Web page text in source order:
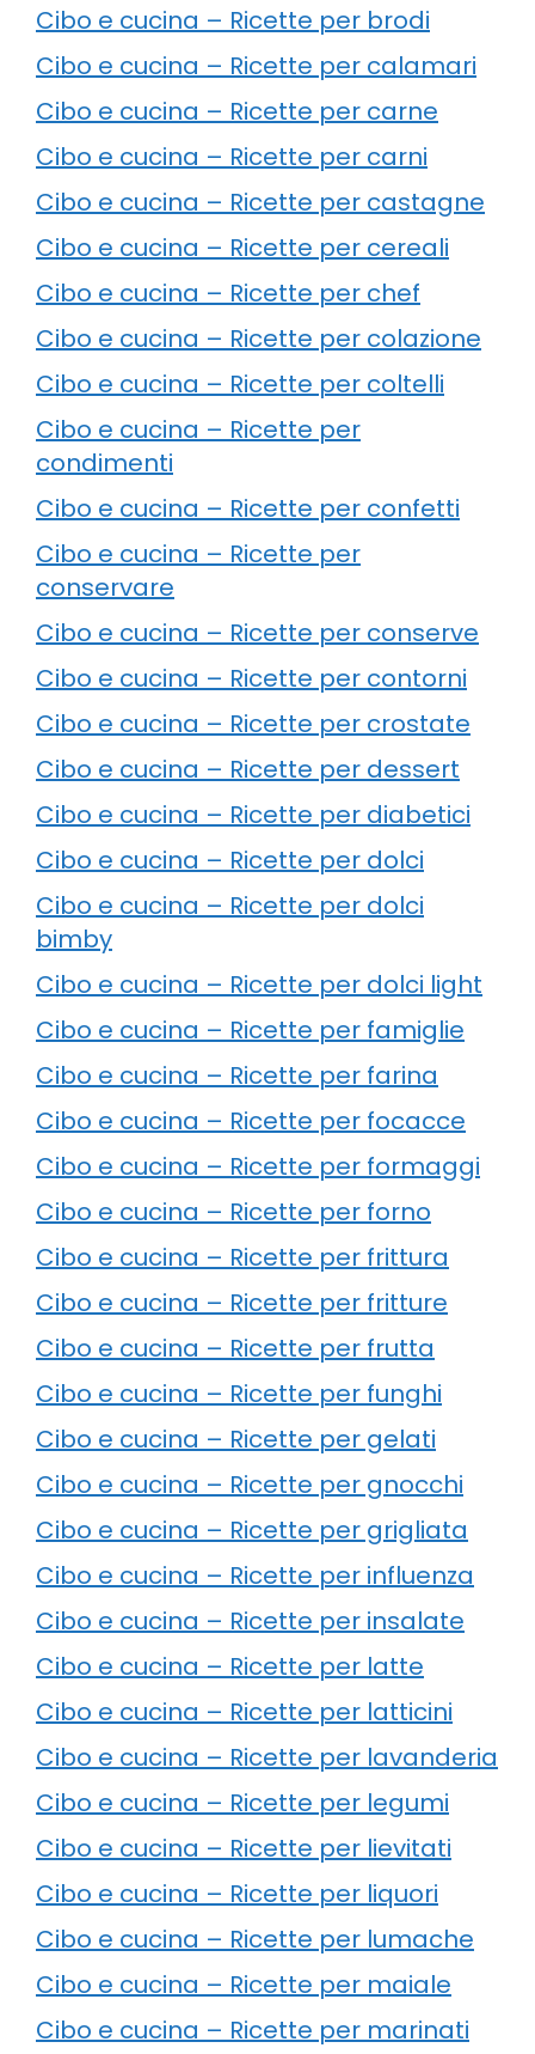
Cibo e cucina – Ricette per brodi
Cibo e cucina – Ricette per calamari
Cibo e cucina – Ricette per carne
Cibo e cucina – Ricette per carni
Cibo e cucina – Ricette per castagne
Cibo e cucina – Ricette per cereali
Cibo e cucina – Ricette per chef
Cibo e cucina – Ricette per colazione
Cibo e cucina – Ricette per coltelli
Cibo e cucina – Ricette per
condimenti
Cibo e cucina – Ricette per confetti
Cibo e cucina – Ricette per
conservare
Cibo e cucina – Ricette per conserve
Cibo e cucina – Ricette per contorni
Cibo e cucina – Ricette per crostate
Cibo e cucina – Ricette per dessert
Cibo e cucina – Ricette per diabetici
Cibo e cucina – Ricette per dolci
Cibo e cucina – Ricette per dolci
bimby
Cibo e cucina – Ricette per dolci light
Cibo e cucina – Ricette per famiglie
Cibo e cucina – Ricette per farina
Cibo e cucina – Ricette per focacce
Cibo e cucina – Ricette per formaggi
Cibo e cucina – Ricette per forno
Cibo e cucina – Ricette per frittura
Cibo e cucina – Ricette per fritture
Cibo e cucina – Ricette per frutta
Cibo e cucina – Ricette per funghi
Cibo e cucina – Ricette per gelati
Cibo e cucina – Ricette per gnocchi
Cibo e cucina – Ricette per grigliata
Cibo e cucina – Ricette per influenza
Cibo e cucina – Ricette per insalate
Cibo e cucina – Ricette per latte
Cibo e cucina – Ricette per latticini
Cibo e cucina – Ricette per lavanderia
Cibo e cucina – Ricette per legumi
Cibo e cucina – Ricette per lievitati
Cibo e cucina – Ricette per liquori
Cibo e cucina – Ricette per lumache
Cibo e cucina – Ricette per maiale
Cibo e cucina – Ricette per marinati